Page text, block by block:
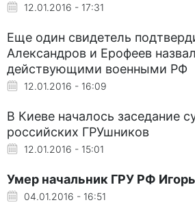
12.01.2016 - 17:31
Еще один свидетель
Александров и Ерофеев
действующими военными РФ
12.01.2016 - 16:09
В Киеве началось заседание
российских ГРУшников
12.01.2016 - 15:01
Умер начальник ГРУ РФ
04.01.2016 - 16:51